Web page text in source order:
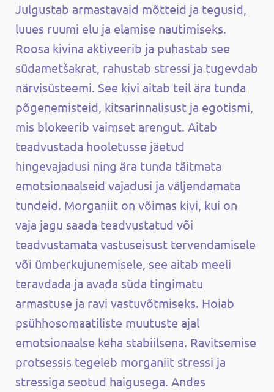
Julgustab armastavaid mõtteid ja tegusid,
luues ruumi elu ja elamise nautimiseks.
Roosa kivina aktiveerib ja puhastab see
südametšakrat, rahustab stressi ja tugevdab
närvisüsteemi. See kivi aitab teil ära tunda
põgenemisteid, kitsarinnalisust ja egotismi,
mis blokeerib vaimset arengut. Aitab
teadvustada hooletusse jäetud
hingevajadusi ning ära tunda täitmata
emotsionaalseid vajadusi ja väljendamata
tundeid. Morganiit on võimas kivi, kui on
vaja jagu saada teadvustatud või
teadvustamata vastuseisust tervendamisele
või ümberkujunemisele, see aitab meeli
teravdada ja avada süda tingimatu
armastuse ja ravi vastuvõtmiseks. Hoiab
psühhosomaatiliste muutuste ajal
emotsionaalse keha stabiilsena. Ravitsemise
protsessis tegeleb morganiit stressi ja
stressiga seotud haigusega. Andes